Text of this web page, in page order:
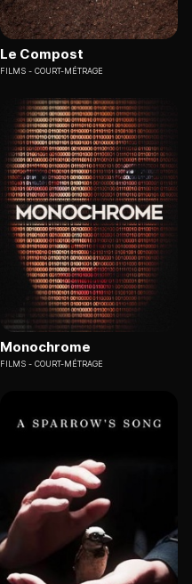
Le Compost
FILMS COURT-MÉTRAGE
Monochrome
FILMS COURT-MÉTRAGE